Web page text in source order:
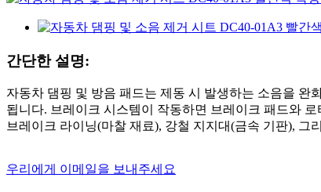
간단한 설명:
자동차 댐핑 및 방음 패드는 제동 시 발생하는 소음을
됩니다. 브레이크 시스템이 작동하면 브레이크 패드와
브레이크 라이닝(마찰 재료), 강철 지지대(금속 기판), 그
우리에게 이메일을 보내주세요